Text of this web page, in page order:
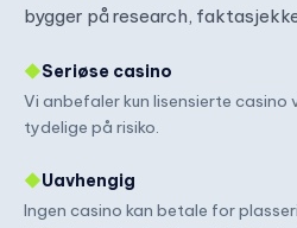
bygger på research,
◆Seriøse casino
Vi anbefaler kun lisensierte casino
tydelige på risiko.
◆Uavhengig
Ingen casino kan betale for